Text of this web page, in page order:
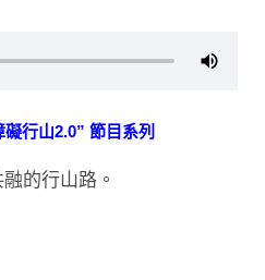
行山2.0” 節目系列
的行山路。